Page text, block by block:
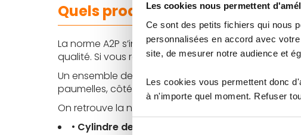
Les cookies nous permettent
Ce sont des petits fichiers qui nous
personnalisées en accord avec
site, de mesurer notre audience et
Les cookies vous permettent donc
à n'importe quel moment. Refuser
Quels produits peuvent avoir la
La norme A2P s’inscrit dansun ensemble de
qualité. Si vous recherchez vraiment un haut
Un ensemble de porte certifié A2P c’est
paumelles, côté serrure, impossible de faire un trou
On retrouve la norme A2P sur plusieurs éléments :
• Cylindre de serrure A2P